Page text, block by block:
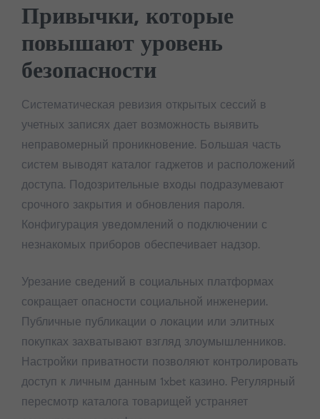
Привычки, которые
повышают уровень
безопасности
Систематическая ревизия открытых сессий в
учетных записях дает возможность выявить
неправомерный проникновение. Большая часть
систем выводят каталог гаджетов и расположений
доступа. Подозрительные входы подразумевают
срочного закрытия и обновления пароля.
Конфигурация уведомлений о подключении с
незнакомых приборов обеспечивает надзор.
Урезание сведений в социальных платформах
сокращает опасности социальной инженерии.
Публичные публикации о локации или элитных
покупках захватывают взгляд злоумышленников.
Настройки приватности позволяют контролировать
доступ к личным данным 1xbet казино. Регулярный
пересмотр каталога товарищей устраняет